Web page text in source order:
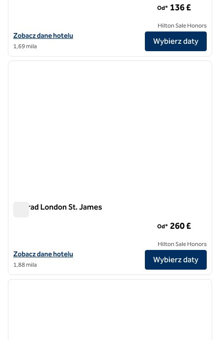
Zobacz szczegóły hotelu DoubleTree by Hilton London – West End
Zobacz dane hotelu
1,69 mila
Od* 136 £
Hilton Sale Honors
Wybierz daty
1/10
1 z 10
Conrad London St. James
Zobacz szczegóły hotelu Conrad London St. James
Zobacz dane hotelu
1,88 mila
Od* 260 £
Hilton Sale Honors
Wybierz daty
1/12
1 z 12